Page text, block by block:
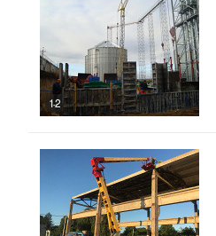
12